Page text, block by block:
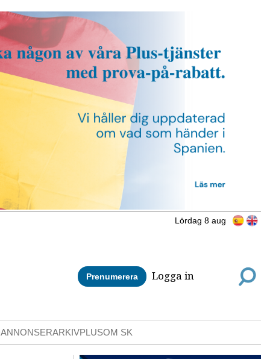
Lördag 8 aug
Prenumerera Logga in
ARKIVPLUSOM SK